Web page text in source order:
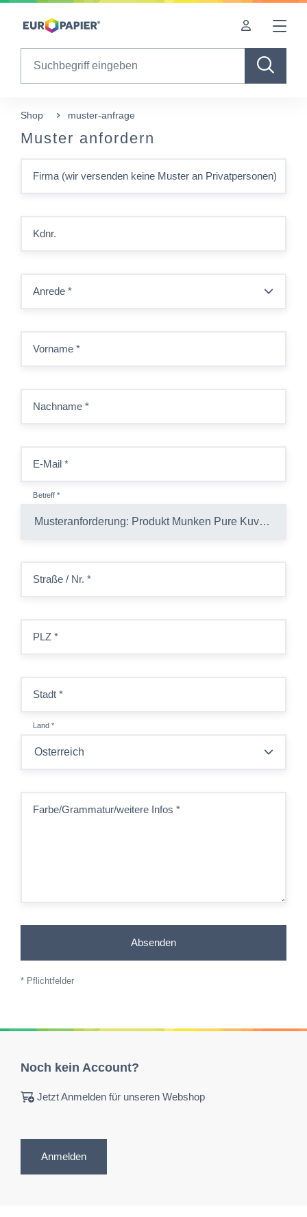
Table Of Content
Shop muster-anfrage
Muster anfordern
Firma (wir versenden keine Muster an Privatpersonen)
Kdnr.
Anrede *
Vorname *
Nachname *
E-Mail *
Betreff*
Straße / Nr. *
PLZ *
Stadt *
Land *
Farbe/Grammatur/weitere Infos *
Absenden
* Pflichtfelder
Noch kein Account?
Jetzt Anmelden für unseren Webshop
Anmelden